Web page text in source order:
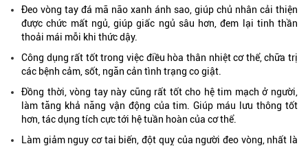
Đeo vòng tay đá mã não xanh ánh sao, giúp chủ nhân cải thiện
được chức mất ngủ, giúp giấc ngủ sâu hơn, đem lại tinh thần
thoải mái mỗi khi thức dậy.
Công dụng rất tốt trong việc điều hòa thân nhiệt cơ thể, chữa trị
các bệnh cảm, sốt, ngăn cản tình trạng co giật.
Đồng thời, vòng tay này cũng rất tốt cho hệ tim mạch ở người,
làm tăng khả năng vận động của tim. Giúp máu lưu thông tốt
hơn, tác dụng tích cực tới hệ tuần hoàn của cơ thể.
Làm giảm nguy cơ tai biến, đột quỵ của người đeo vòng, nhất là